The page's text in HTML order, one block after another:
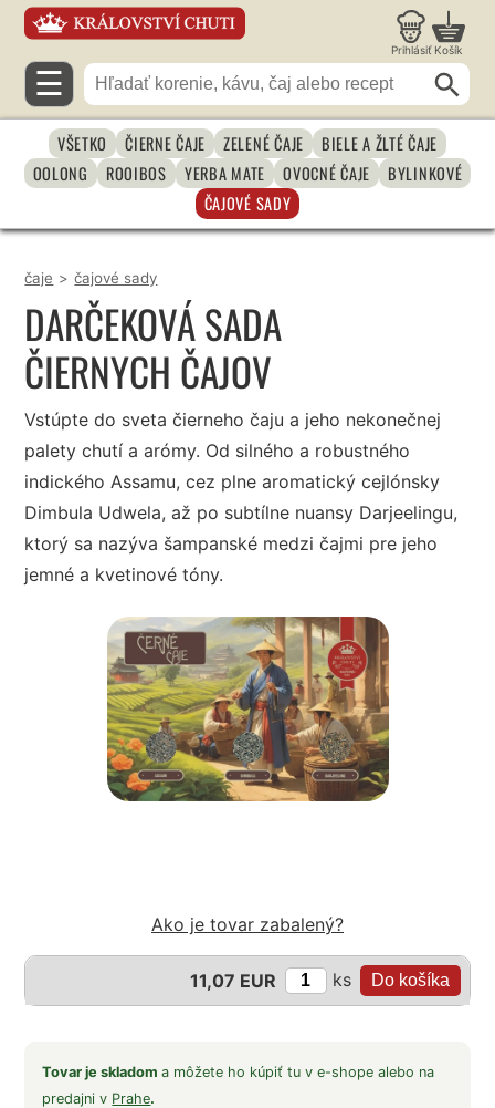
Prihlásiť Košík
☰
VŠETKO ČIERNE ČAJE ZELENÉ ČAJE
BIELE A ŽLTÉ ČAJE
OOLONG
ROOIBOS YERBA MATE OVOCNÉ ČAJE
BYLINKOVÉ
ČAJOVÉ SADY
čaje > čajové sady
DARČEKOVÁ SADA
ČIERNYCH ČAJOV
Vstúpte do sveta čierneho čaju a jeho nekonečnej
palety chutí a arómy. Od silného a robustného
indického Assamu, cez plne aromatický cejlónsky
Dimbula Udwela, až po subtílne nuansy Darjeelingu,
ktorý sa nazýva šampanské medzi čajmi pre jeho
jemné a kvetinové tóny.
Ako je tovar zabalený?
11,07 EUR ks
Tovar je skladoma môžete ho kúpiť tu v e-shope alebo na
predajni v Prahe.